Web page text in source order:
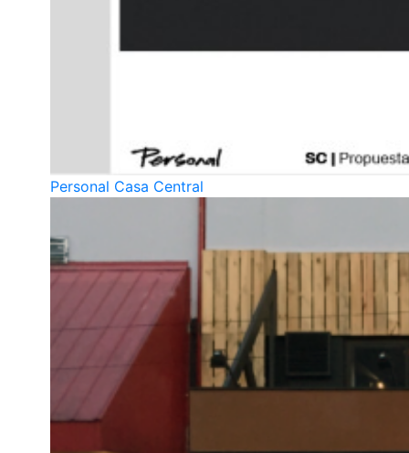
Personal Casa Central